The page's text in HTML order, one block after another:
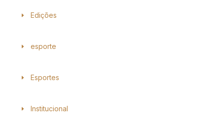
Edições
esporte
Esportes
Institucional